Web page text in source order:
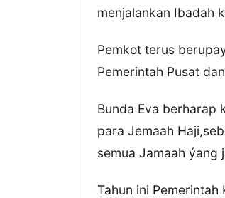
menjalankan Ibadah
Pemkot terus
Pemerintah Pusat
Bunda Eva berharap
para Jemaah
semua Jamaah ýang
Tahun ini